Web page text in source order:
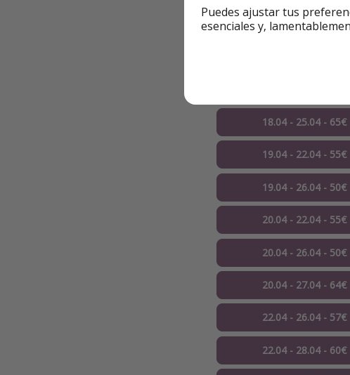
15.04 - 22.04 - 50€
18.04 - 25.04 - 65€
19.04 - 22.04 - 55€
19.04 - 26.04 - 50€
20.04 - 22.04 - 55€
20.04 - 26.04 - 50€
20.04 - 27.04 - 64€
22.04 - 26.04 - 57€
22.04 - 28.04 - 60€
Puedes ajustar tus
esenciales y,